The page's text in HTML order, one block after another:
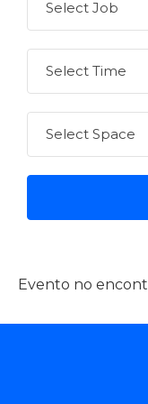
Evento no